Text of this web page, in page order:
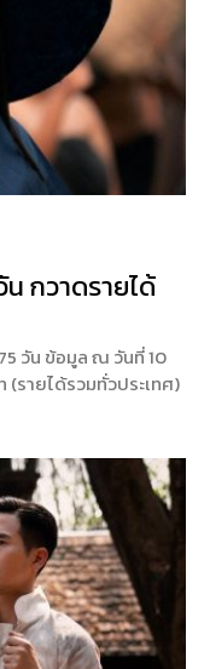
กวาดรายได้
วัน ข้อมูล ณ วันที่ 10
(รายได้รวมทั่วประเทศ)